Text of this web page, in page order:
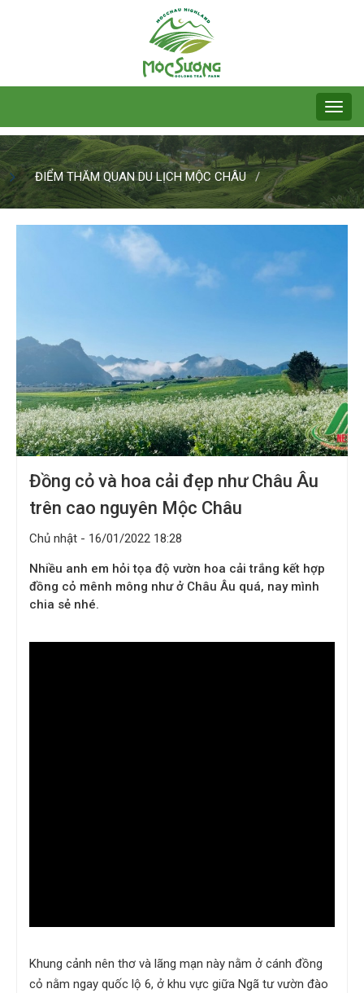
ĐIỂM THĂM QUAN DU LỊCH MỘC CHÂU
Đồng cỏ và hoa cải đẹp như Châu Âu
trên cao nguyên Mộc Châu
Chủ nhật - 16/01/2022 18:28
Nhiều anh em hỏi tọa độ vườn hoa cải trắng kết hợp
đồng cỏ mênh mông như ở Châu Âu quá, nay mình
chia sẻ nhé.
Khung cảnh nên thơ và lãng mạn này nằm ở cánh đồng
cỏ nằm ngay quốc lộ 6, ở khu vực giữa Ngã tư vườn đào